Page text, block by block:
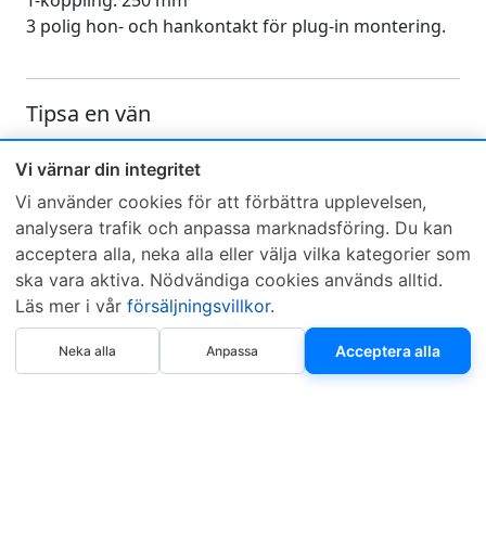
Vi värnar din integritet
Vi använder cookies för att förbättra upplevelsen,
analysera trafik och anpassa marknadsföring. Du kan
acceptera alla, neka alla eller välja vilka kategorier som
ska vara aktiva. Nödvändiga cookies används alltid.
Läs mer i vår försäljningsvillkor.
Neka alla Anpassa Acceptera alla
Köp nu
3 polig hon- och hankontakt för plug-in montering.
Tipsa en vän
Skicka ett e-mail och tipsa en vän om denna produkt
Sveriges mest sålda dieselbox
Kontakta KCR
Om KCR/Garantier
Återförsäljare
Sök KCR-box